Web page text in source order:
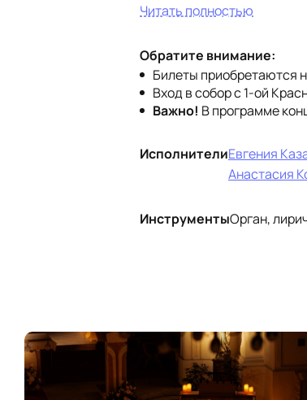
Читать полностью
Обратите внимание:
Билеты приобретаются
Вход в собор с 1-ой
Важно! Впрограмме
ИсполнителиЕвгения
Анастасия
ИнструментыОрган,